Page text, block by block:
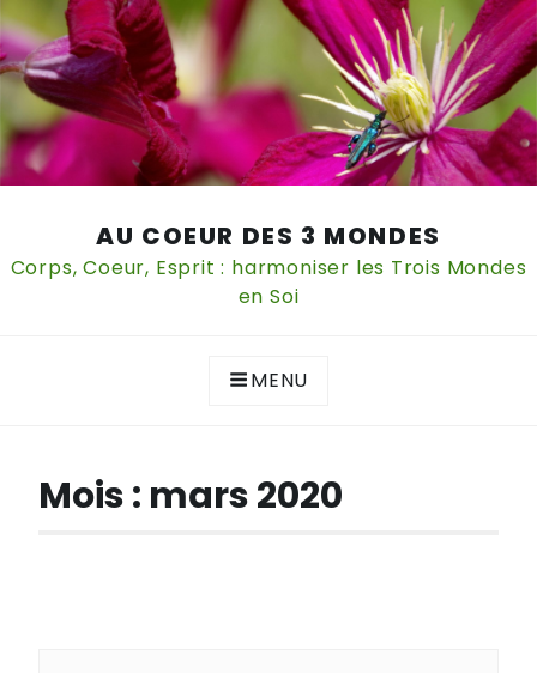
content
AU COEUR DES 3 MONDES
Corps, Coeur, Esprit : harmoniser les Trois Mondes
en Soi
MENU
Mois : mars 2020